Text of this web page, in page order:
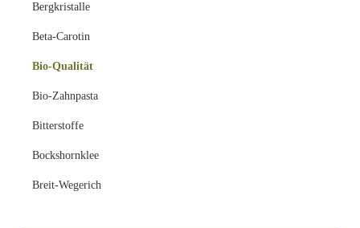
Bergkristalle
Beta-Carotin
Bio-Qualität
Bio-Zahnpasta
Bitterstoffe
Bockshornklee
Breit-Wegerich